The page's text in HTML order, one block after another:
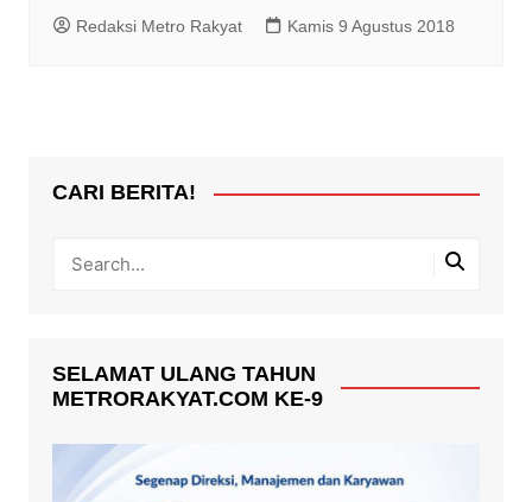
Redaksi Metro Rakyat Kamis 9 Agustus 2018
CARI BERITA!
SELAMAT ULANG TAHUN
METRORAKYAT.COM KE-9